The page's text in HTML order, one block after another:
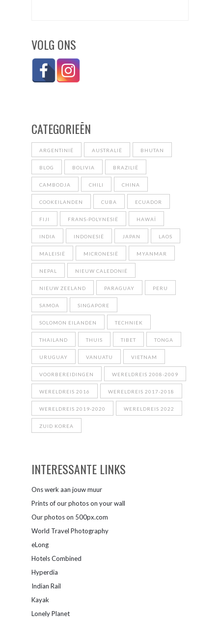
VOLG ONS
CATEGORIEĒN
ARGENTINIË AUSTRALIË BHUTAN
BLOG BOLIVIA BRAZILIË
CAMBODJA CHILI CHINA
COOKEILANDEN CUBA ECUADOR
FIJI FRANS-POLYNESIË HAWAÏ
INDIA INDONESIË JAPAN LAOS
MALEISIË MICRONESIË MYANMAR
NEPAL NIEUW CALEDONIË
NIEUW ZEELAND PARAGUAY PERU
SAMOA SINGAPORE
SOLOMON EILANDEN TECHNIEK
THAILAND THUIS TIBET TONGA
URUGUAY VANUATU VIETNAM
VOORBEREIDINGEN WERELDREIS 2008-2009
WERELDREIS 2016 WERELDREIS 2017-2018
WERELDREIS 2019-2020 WERELDREIS 2022
ZUID KOREA
INTERESSANTE LINKS
Ons werk aan jouw muur
Prints of our photos on your wall
Our photos on 500px.com
World Travel Photography
eLong
Hotels Combined
Hyperdia
Indian Rail
Kayak
Lonely Planet